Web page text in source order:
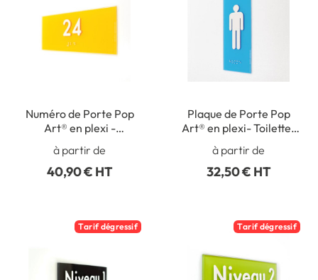
Numéro de Porte Pop
Art® en plexi -
Personnalisable -
Numéro Relief - H70 x
L170 mm
à partir de
40,90 € HT
Plaque de Porte Pop
Art® en plexi- Toilettes
Hommes -
Pictogramme en relief -
H170 x L70 mm
à partir de
32,50 € HT
Tarif dégressif Tarif dégressif